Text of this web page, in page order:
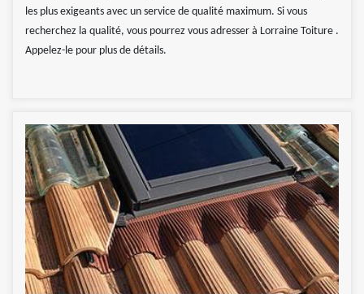
les plus exigeants avec un service de qualité maximum. Si vous
recherchez la qualité, vous pourrez vous adresser à Lorraine Toiture .
Appelez-le pour plus de détails.